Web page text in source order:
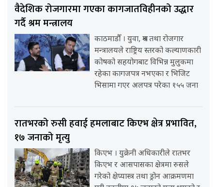
वैदेशिक रोजगारमा गएका कागजातविहीनको उद्धार
गर्दै श्रम मन्त्रालय
काठमाडौँ । युवा, श्रम तथा रोजगार
मन्त्रालयले राष्ट्रिय स्तरको कल्याणकारी
कोषको सहयोगबाट विभिन्न मुलुकमा
रहेका कागजपत्र नभएका र भिजिट
भिसामा गएर अलपत्र परेका १५५ जना
रातभरको रुसी हवाई हमलाबाट किएभ क्षेत्र प्रभावित,
१७ जनाको मृत्यु
किएभ । युक्रेनी अधिकारीले रातभर
किएभ र आसपासका क्षेत्रमा रुसले
गरेको क्षेप्यास्त्र तथा ड्रोन आक्रमणमा